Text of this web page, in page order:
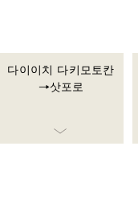
다이이치 다키모토칸
→삿포로